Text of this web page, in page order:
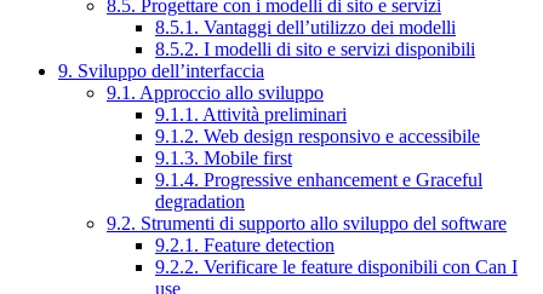
8.5. Progettare con i modelli di sito e servizi
8.5.1. Vantaggi dell’utilizzo dei modelli
8.5.2. I modelli di sito e servizi disponibili
9. Sviluppo dell’interfaccia
9.1. Approccio allo sviluppo
9.1.1. Attività preliminari
9.1.2. Web design responsivo e accessibile
9.1.3. Mobile first
9.1.4. Progressive enhancement e Graceful
degradation
9.2. Strumenti di supporto allo sviluppo del software
9.2.1. Feature detection
9.2.2. Verificare le feature disponibili con Can I
use